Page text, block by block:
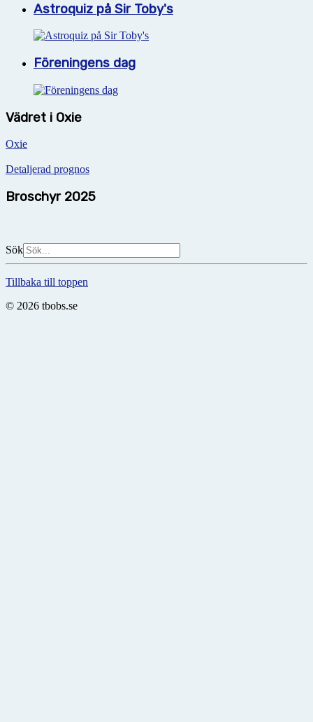
Astroquiz på Sir Toby's
Föreningens dag
Vädret i Oxie
Oxie
Detaljerad prognos
Broschyr 2025
Sök
Tillbaka till toppen
© 2026 tbobs.se